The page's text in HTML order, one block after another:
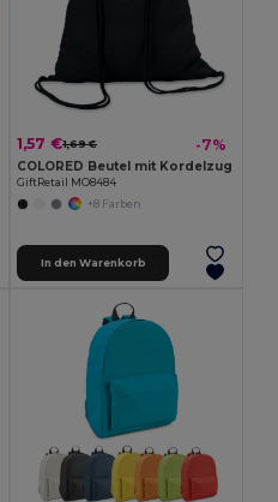
1,57 €1,69 € -7%
COLORED Beutel mit Kordelzug
GiftRetail MO8484
+8 Farben
In den Warenkorb